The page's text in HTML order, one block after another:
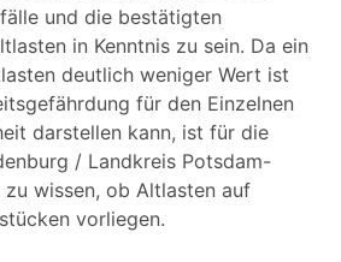
und die bestätigten
in Kenntnis zu sein. Da ein
deutlich weniger Wert ist
für den Einzelnen
darstellen kann, ist für die
/ Landkreis Potsdam-
wissen, ob Altlasten auf
vorliegen.